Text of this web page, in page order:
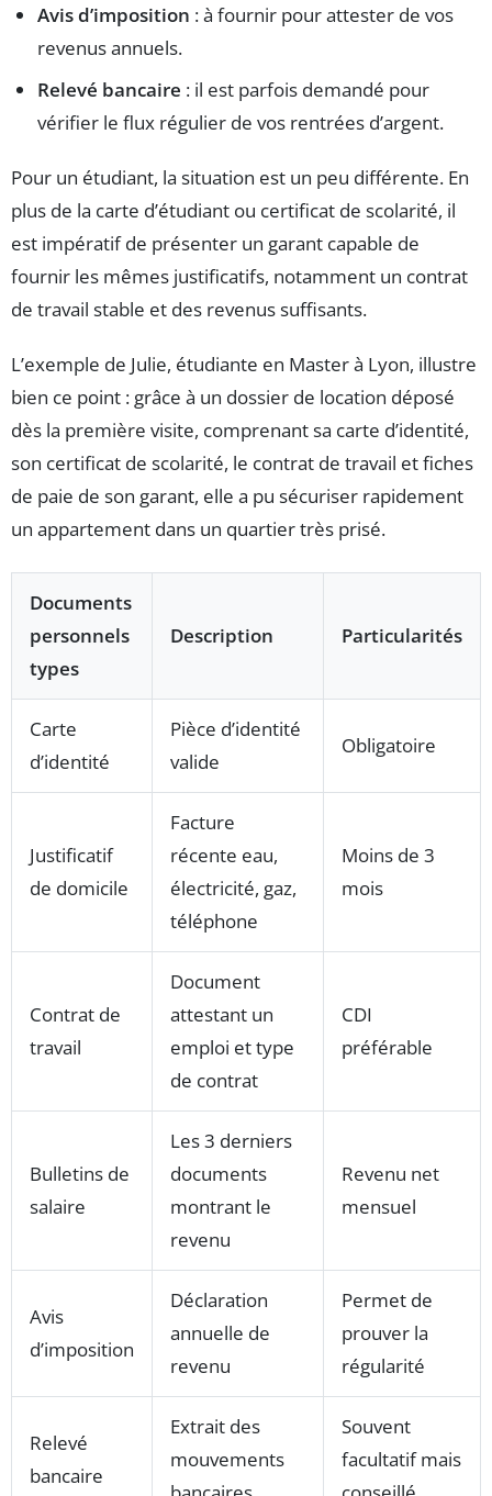
Avis d’imposition : à fournir pour attester de vos
revenus annuels.
Relevé bancaire : il est parfois demandé pour
vérifier le flux régulier de vos rentrées d’argent.
Pour un étudiant, la situation est un peu différente. En
plus de la carte d’étudiant ou certificat de scolarité, il
est impératif de présenter un garant capable de
fournir les mêmes justificatifs, notamment un contrat
de travail stable et des revenus suffisants.
L’exemple de Julie, étudiante en Master à Lyon, illustre
bien ce point : grâce à un dossier de location déposé
dès la première visite, comprenant sa carte d’identité,
son certificat de scolarité, le contrat de travail et fiches
de paie de son garant, elle a pu sécuriser rapidement
un appartement dans un quartier très prisé.
Documents
personnels
types
Description Particularités
Carte
d’identité
Pièce d’identité
valide
Obligatoire
Justificatif
de domicile
Facture
récente eau,
électricité, gaz,
téléphone
Moins de 3
mois
Contrat de
travail
Document
attestant un
emploi et type
de contrat
CDI
préférable
Bulletins de
salaire
Les 3 derniers
documents
montrant le
revenu
Revenu net
mensuel
Avis
d’imposition
Déclaration
annuelle de
revenu
Permet de
prouver la
régularité
Relevé
bancaire
Extrait des
mouvements
Souvent
facultatif mais